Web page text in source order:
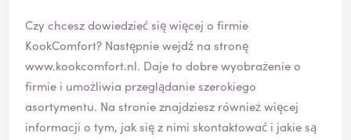
Czy chcesz dowiedzieć się więcej o firmie
KookComfort? Następnie wejdź na stronę
www.kookcomfort.nl. Daje to dobre wyobrażenie o
firmie i umożliwia przeglądanie szerokiego
asortymentu. Na stronie znajdziesz również więcej
informacji o tym, jak się z nimi skontaktować i jakie są